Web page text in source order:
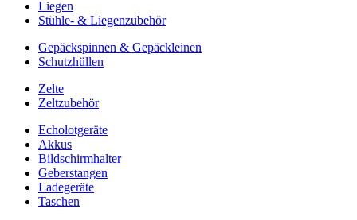
Liegen
Stühle- & Liegenzubehör
Gepäckspinnen & Gepäckleinen
Schutzhüllen
Zelte
Zeltzubehör
Echolotgeräte
Akkus
Bildschirmhalter
Geberstangen
Ladegeräte
Taschen